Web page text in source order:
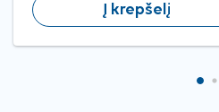
Į krepšelį